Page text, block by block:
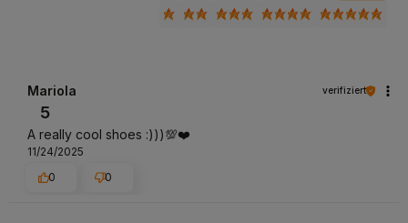
Mariola verifiziert
5
A really cool shoes :)))💯❤️
11/24/2025
0
0